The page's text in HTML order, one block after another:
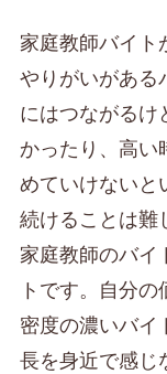
家庭教師バイト
やりがいがある
にはつながるけ
かったり、高い
めていけないと
続けることは難
家庭教師のバイ
トです。
自分の
密度の濃いバイ
長を身近で感じ